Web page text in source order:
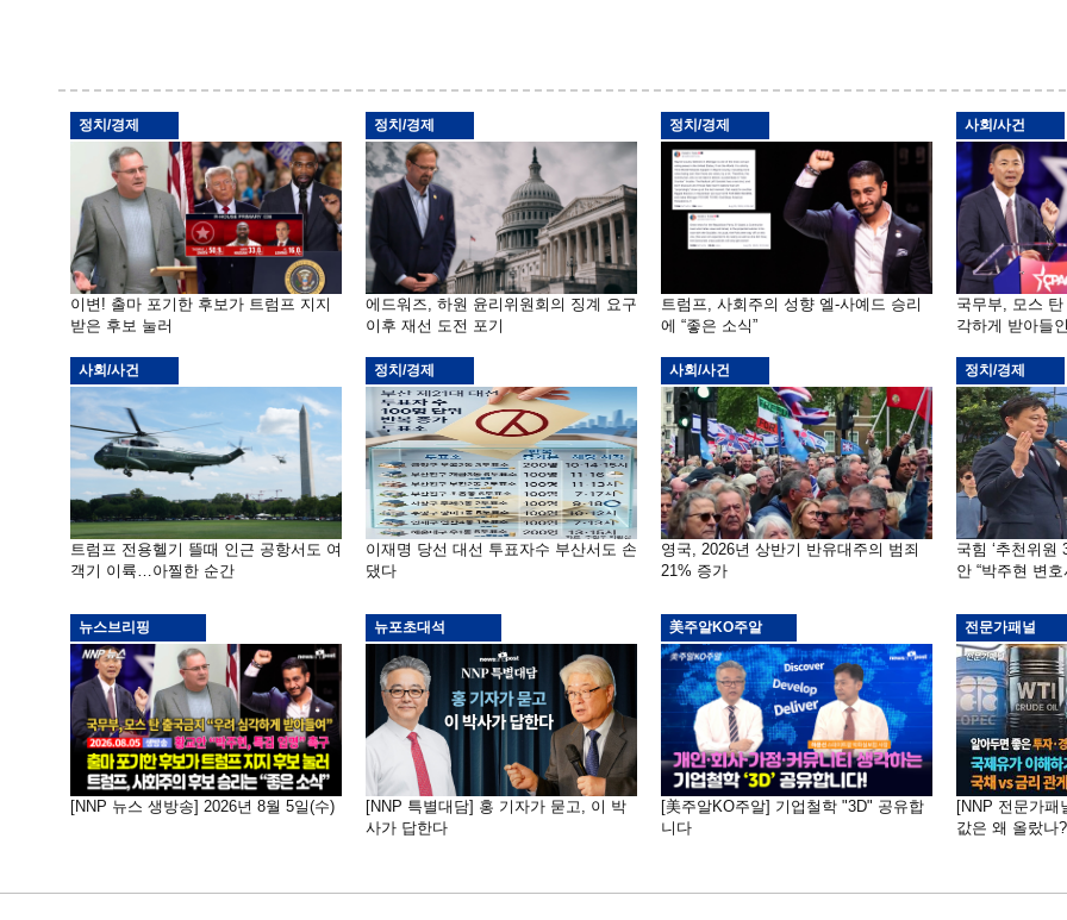
정치/경제
이변! 출마 포기한 후보가 트럼프 지지
받은 후보 눌러
정치/경제
에드워즈, 하원 윤리위원회의 징계 요구
이후 재선 도전 포기
정치/경제
트럼프, 사회주의 성향 엘-사예드 승리
에 “좋은 소식”
사회/사건
국무부, 모스
각하게 받아들
사회/사건
트럼프 전용헬기 뜰때 인근 공항서도 여
객기 이륙…아찔한 순간
정치/경제
이재명 당선 대선 투표자수 부산서도 손
댔다
사회/사건
영국, 2026년 상반기 반유대주의 범죄
21% 증가
정치/경제
국힘 ‘추천위원
안 “박주현 변
뉴스브리핑
[NNP 뉴스 생방송] 2026년 8월 5일(수)
뉴포초대석
[NNP 특별대담] 홍 기자가 묻고, 이 박
사가 답한다
美주알KO주알
[美주알KO주알] 기업철학 "3D" 공유합
니다
전문가패널
[NNP 전문가패
값은 왜 올랐